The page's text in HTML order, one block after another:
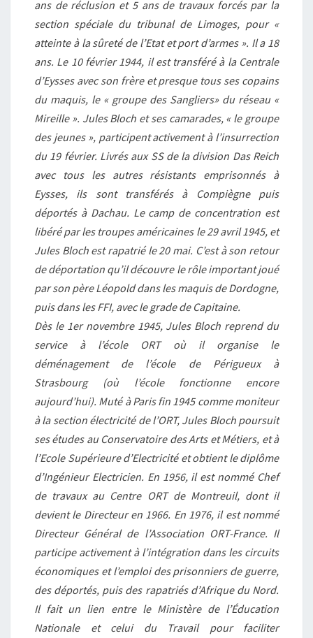
ans de réclusion et 5 ans de travaux forcés par la
section spéciale du tribunal de Limoges, pour «
atteinte à la sûreté de l’Etat et port d’armes ». Il a 18
ans. Le 10 février 1944, il est transféré à la Centrale
d’Eysses avec son frère et presque tous ses copains
du maquis, le « groupe des Sangliers» du réseau «
Mireille ». Jules Bloch et ses camarades, « le groupe
des jeunes », participent activement à l’insurrection
du 19 février. Livrés aux SS de la division Das Reich
avec tous les autres résistants emprisonnés à
Eysses, ils sont transférés à Compiègne puis
déportés à Dachau. Le camp de concentration est
libéré par les troupes américaines le 29 avril 1945, et
Jules Bloch est rapatrié le 20 mai. C’est à son retour
de déportation qu’il découvre le rôle important joué
par son père Léopold dans les maquis de Dordogne,
puis dans les FFI, avec le grade de Capitaine.
Dès le 1er novembre 1945, Jules Bloch reprend du
service à l’école ORT où il organise le
déménagement de l’école de Périgueux à
Strasbourg (où l’école fonctionne encore
aujourd’hui). Muté à Paris fin 1945 comme moniteur
à la section électricité de l’ORT, Jules Bloch poursuit
ses études au Conservatoire des Arts et Métiers, et à
l’Ecole Supérieure d’Electricité et obtient le diplôme
d’Ingénieur Electricien. En 1956, il est nommé Chef
de travaux au Centre ORT de Montreuil, dont il
devient le Directeur en 1966. En 1976, il est nommé
Directeur Général de l’Association ORT-France. Il
participe activement à l’intégration dans les circuits
économiques et l’emploi des prisonniers de guerre,
des déportés, puis des rapatriés d’Afrique du Nord.
Il fait un lien entre le Ministère de l’Éducation
Nationale et celui du Travail pour faciliter